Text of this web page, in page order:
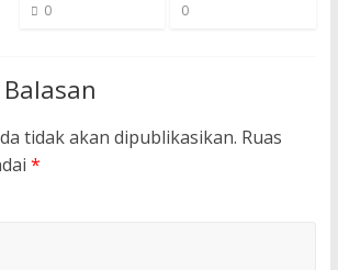
0
0
tidak akan dipublikasikan. Ruas
*